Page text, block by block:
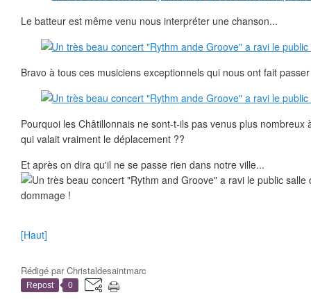
Le batteur est même venu nous interpréter une chanson...
Bravo à tous ces musiciens exceptionnels qui nous ont fait
Pourquoi les Châtillonnais ne sont-t-ils pas venus plus nombreux
qui valait vraiment le déplacement ??
Et après on dira qu'il ne se passe rien dans notre ville...
dommage !
[Haut]
Rédigé parChristaldesaintmarc
Repost 0